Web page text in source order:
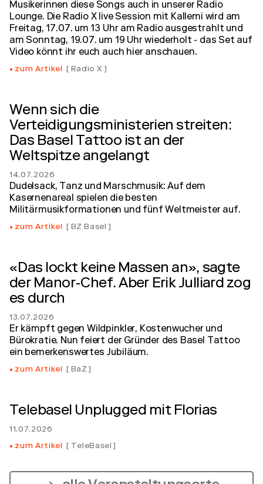
Musikerinnen diese Songs auch in unserer Radio
Lounge. Die Radio X live Session mit Kallemi wird am
Freitag, 17.07. um 13 Uhr am Radio ausgestrahlt und
am Sonntag, 19.07. um 19 Uhr wiederholt - das Set auf
Video könnt ihr euch auch hier anschauen.
zum Artikel Radio X
Wenn sich die
Verteidigungsministerien streiten:
Das Basel Tattoo ist an der
Weltspitze angelangt
14.07.2026
Dudelsack, Tanz und Marschmusik: Auf dem
Kasernenareal spielen die besten
Militärmusikformationen und fünf Weltmeister auf.
zum Artikel BZ Basel
«Das lockt keine Massen an», sagte
der Manor-Chef. Aber Erik Julliard zog
es durch
13.07.2026
Er kämpft gegen Wildpinkler, Kostenwucher und
Bürokratie. Nun feiert der Gründer des Basel Tattoo
ein bemerkenswertes Jubiläum.
zum Artikel BaZ
Telebasel Unplugged mit Florias
11.07.2026
zum Artikel
TeleBasel